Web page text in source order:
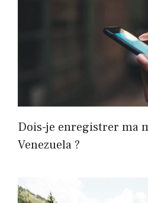
Dois-je enregistrer ma
Venezuela ?